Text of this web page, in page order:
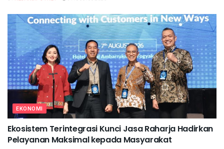
EKONOMI
Ekosistem Terintegrasi Kunci Jasa Raharja Hadirkan
Pelayanan Maksimal kepada Masyarakat